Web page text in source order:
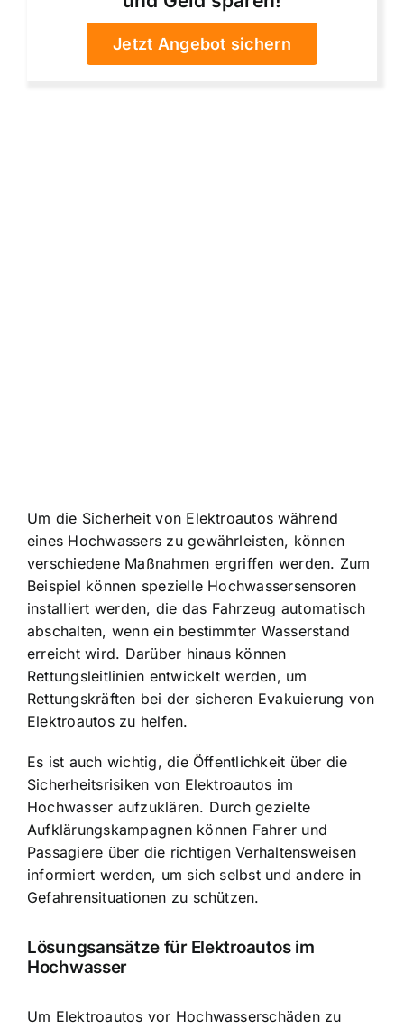
Jetzt Angebot sichern
Um die Sicherheit von Elektroautos während
eines Hochwassers zu gewährleisten, können
verschiedene Maßnahmen ergriffen werden. Zum
Beispiel können spezielle Hochwassersensoren
installiert werden, die das Fahrzeug automatisch
abschalten, wenn ein bestimmter Wasserstand
erreicht wird. Darüber hinaus können
Rettungsleitlinien entwickelt werden, um
Rettungskräften bei der sicheren Evakuierung von
Elektroautos zu helfen.
Es ist auch wichtig, die Öffentlichkeit über die
Sicherheitsrisiken von Elektroautos im
Hochwasser aufzuklären. Durch gezielte
Aufklärungskampagnen können Fahrer und
Passagiere über die richtigen Verhaltensweisen
informiert werden, um sich selbst und andere in
Gefahrensituationen zu schützen.
Lösungsansätze für Elektroautos im
Hochwasser
Um Elektroautos vor Hochwasserschäden zu